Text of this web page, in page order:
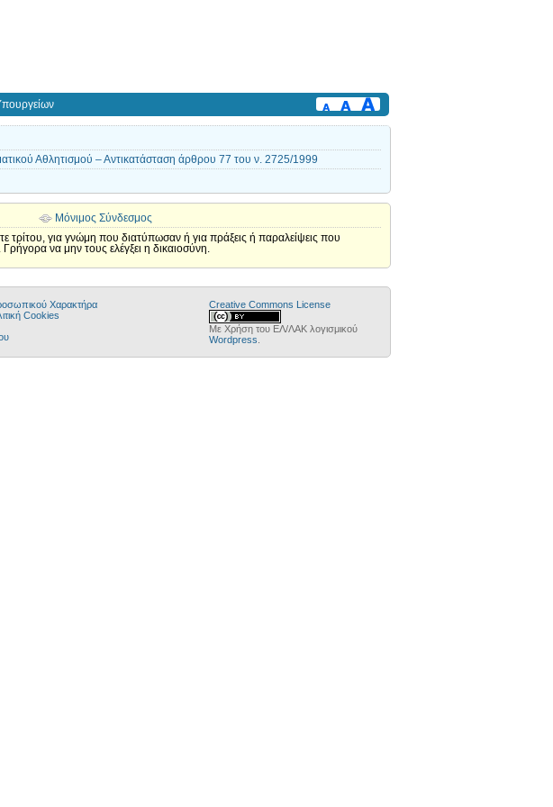
Αθλητισμού – Αντικατάσταση άρθρου 77 του ν. 2725/1999
Μόνιμος Σύνδεσμος
τρίτου, για γνώμη που διατύπωσαν ή για πράξεις ή παραλείψεις που
να μην τους ελέγξει η δικαιοσύνη.
Χαρακτήρα
Cookies
Creative Commons License
Με Χρήση του ΕΛ/ΛΑΚ λογισμικού
Wordpress